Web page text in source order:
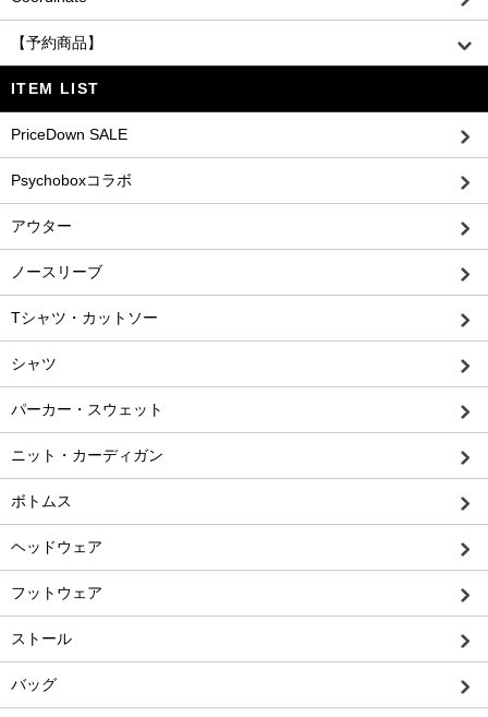
【予約商品】
ITEM LIST
PriceDown SALE
Psychoboxコラボ
アウター
ノースリーブ
Tシャツ・カットソー
シャツ
パーカー・スウェット
ニット・カーディガン
ボトムス
ヘッドウェア
フットウェア
ストール
バッグ